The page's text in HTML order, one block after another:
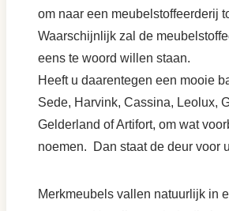
om naar een meubelstoffeerderij
Waarschijnlijk zal de
eens te woord willen staan.
Heeft u daarentegen een mooie
Sede, Harvink, Cassina, Leolux,
Gelderland of Artifort, om wat
noemen. Dan staat de deur voor
Merkmeubels vallen natuurlijk in